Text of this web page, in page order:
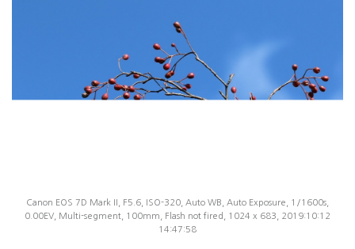
Canon EOS 7D Mark II, F5.6, ISO-320, Auto WB, Auto Exposure, 1/1600s,
0.00EV, Multi-segment, 100mm, Flash not fired, 1024 x 683, 2019:10:12
14:47:58